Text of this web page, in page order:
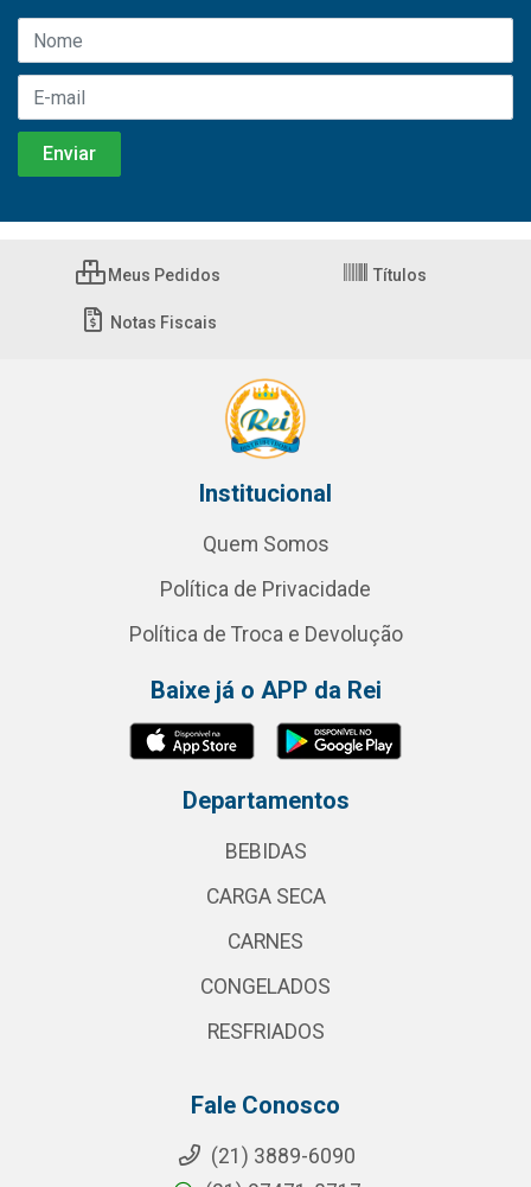
Meus Pedidos Títulos
Notas Fiscais
Institucional
Quem Somos
Política de Privacidade
Política de Troca e Devolução
Baixe já o APP da Rei
Departamentos
BEBIDAS
CARGA SECA
CARNES
CONGELADOS
RESFRIADOS
Fale Conosco
(21) 3889-6090